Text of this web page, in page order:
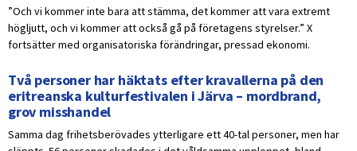
”Och vi kommer inte bara att stämma, det kommer att vara extremt
högljutt, och vi kommer att också gå på företagens styrelser.” X
fortsätter med organisatoriska förändringar, pressad ekonomi.
Två personer har häktats efter kravallerna på den
eritreanska kulturfestivalen i Järva – mordbrand,
grov misshandel
Samma dag frihetsberövades ytterligare ett 40-tal personer, men har